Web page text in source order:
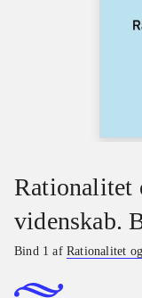
Rationalitet
videnskab.
Bind 1 afRationalitet